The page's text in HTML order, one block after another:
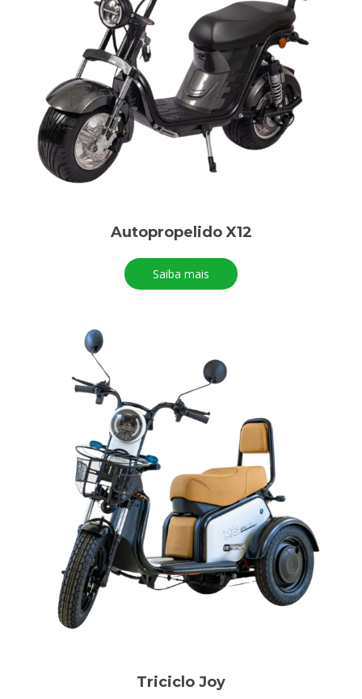
Autopropelido X12
Saiba mais
Triciclo Joy